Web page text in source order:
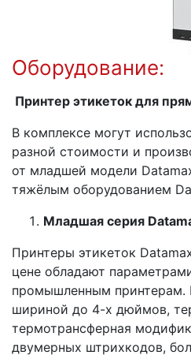
Оборудование:
Принтер этикеток для
В комплексе могут
разной стоимости и
от младшей модели
тяжёлым оборудованием
Младшая серия
Принтеры этикеток
цене обладают
промышленным принтерам.
шириной до 4-х дюймов,
термотрансферная
двумерных штрихкодов,